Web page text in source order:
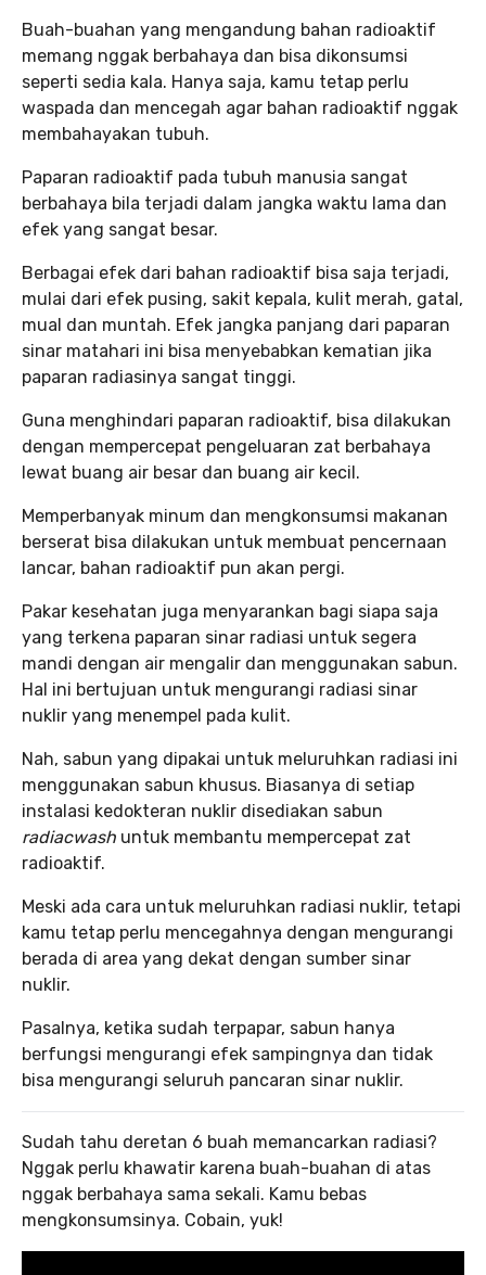
Buah-buahan yang mengandung bahan radioaktif
memang nggak berbahaya dan bisa dikonsumsi
seperti sedia kala. Hanya saja, kamu tetap perlu
waspada dan mencegah agar bahan radioaktif nggak
membahayakan tubuh.
Paparan radioaktif pada tubuh manusia sangat
berbahaya bila terjadi dalam jangka waktu lama dan
efek yang sangat besar.
Berbagai efek dari bahan radioaktif bisa saja terjadi,
mulai dari efek pusing, sakit kepala, kulit merah, gatal,
mual dan muntah. Efek jangka panjang dari paparan
sinar matahari ini bisa menyebabkan kematian jika
paparan radiasinya sangat tinggi.
Guna menghindari paparan radioaktif, bisa dilakukan
dengan mempercepat pengeluaran zat berbahaya
lewat buang air besar dan buang air kecil.
Memperbanyak minum dan mengkonsumsi makanan
berserat bisa dilakukan untuk membuat pencernaan
lancar, bahan radioaktif pun akan pergi.
Pakar kesehatan juga menyarankan bagi siapa saja
yang terkena paparan sinar radiasi untuk segera
mandi dengan air mengalir dan menggunakan sabun.
Hal ini bertujuan untuk mengurangi radiasi sinar
nuklir yang menempel pada kulit.
Nah, sabun yang dipakai untuk meluruhkan radiasi ini
menggunakan sabun khusus. Biasanya di setiap
instalasi kedokteran nuklir disediakan sabun
radiacwash untuk membantu mempercepat zat
radioaktif.
Meski ada cara untuk meluruhkan radiasi nuklir, tetapi
kamu tetap perlu mencegahnya dengan mengurangi
berada di area yang dekat dengan sumber sinar
nuklir.
Pasalnya, ketika sudah terpapar, sabun hanya
berfungsi mengurangi efek sampingnya dan tidak
bisa mengurangi seluruh pancaran sinar nuklir.
Sudah tahu deretan 6 buah memancarkan radiasi?
Nggak perlu khawatir karena buah-buahan di atas
nggak berbahaya sama sekali. Kamu bebas
mengkonsumsinya. Cobain, yuk!